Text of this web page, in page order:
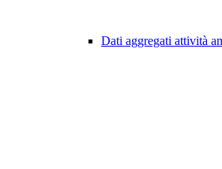
Dati aggregati attività